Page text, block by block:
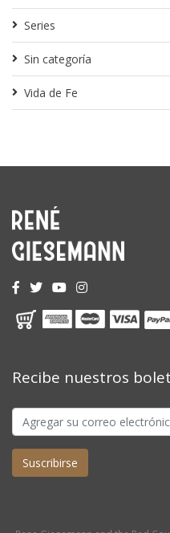
Series
Sin categoría
Vida de Fe
Recibe nuestros